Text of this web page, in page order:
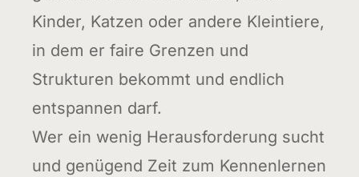
Kinder, Katzen oder andere Kleintiere,
in dem er faire Grenzen und
Strukturen bekommt und endlich
entspannen darf.
Wer ein wenig Herausforderung sucht
und genügend Zeit zum Kennenlernen